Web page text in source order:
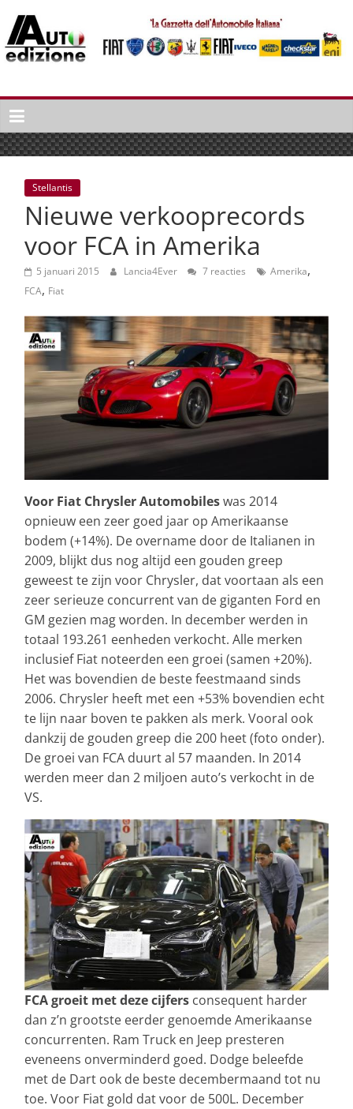
naar
inhoud
Auto
Edizione
La
Gazetta
dell'Automobile
Italiana
autonieuws
lifestyle
Stellantis
Nieuwe verkooprecords
voor FCA in Amerika
5 januari 2015 Lancia4Ever 7 reacties Amerika,
FCA, Fiat
Voor Fiat Chrysler Automobileswas 2014
opnieuw een zeer goed jaar op Amerikaanse
bodem (+14%). De overname door de Italianen in
2009, blijkt dus nog altijd een gouden greep
geweest te zijn voor Chrysler, dat voortaan als een
zeer serieuze concurrent van de giganten Ford en
GM gezien mag worden. In december werden in
totaal 193.261 eenheden verkocht. Alle merken
inclusief Fiat noteerden een groei (samen +20%).
Het was bovendien de beste feestmaand sinds
2006. Chrysler heeft met een +53% bovendien echt
te lijn naar boven te pakken als merk. Vooral ook
dankzij de gouden greep die 200 heet (foto onder).
De groei van FCA duurt al 57 maanden. In 2014
werden meer dan 2 miljoen auto’s verkocht in de
VS.
FCA groeit met deze cijfers consequent harder
dan z’n grootste eerder genoemde Amerikaanse
concurrenten. Ram Truck en Jeep presteren
eveneens onverminderd goed. Dodge beleefde
met de Dart ook de beste decembermaand tot nu
toe. Voor Fiat gold dat voor de 500L. December